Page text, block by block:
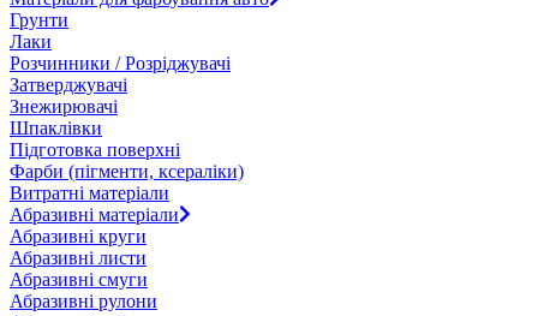
Грунти
Лаки
Розчинники / Розріджувачі
Затверджувачі
Знежирювачі
Шпаклівки
Підготовка поверхні
Фарби (пігменти, ксераліки)
Витратні матеріали
Абразивні матеріали
Абразивні круги
Абразивні листи
Абразивні смуги
Абразивні рулони